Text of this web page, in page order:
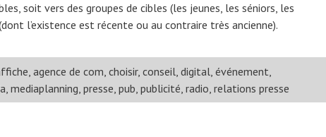
soit vers des groupes de cibles (les jeunes, les séniors, les
l’existence est récente ou au contraire très ancienne).
, agence de com, choisir, conseil, digital, événement,
, mediaplanning, presse, pub, publicité, radio, relations presse